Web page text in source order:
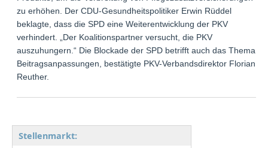
zu erhöhen. Der CDU-Gesundheitspolitiker Erwin Rüddel
beklagte, dass die SPD eine Weiterentwicklung der PKV
verhindert. „Der Koalitionspartner versucht, die PKV
auszuhungern.“ Die Blockade der SPD betrifft auch das Thema
Beitragsanpassungen, bestätigte PKV-Verbandsdirektor Florian
Reuther.
Stellenmarkt: